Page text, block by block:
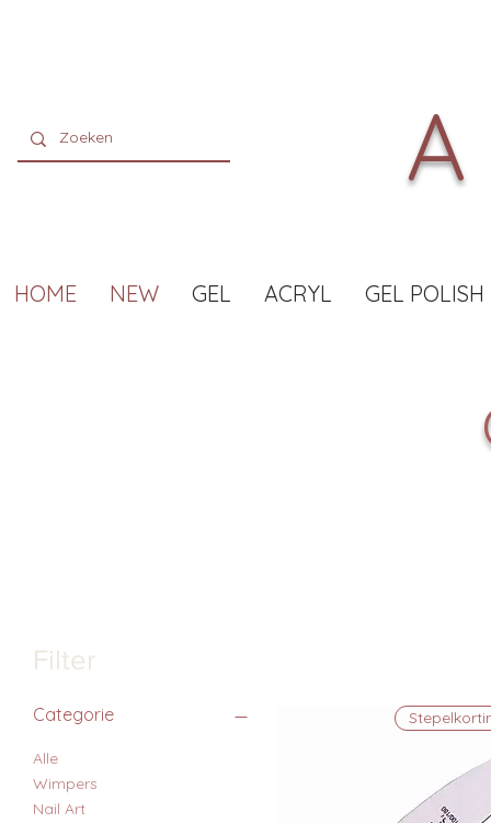
HOME NEW GEL ACRYL GEL POLISH
Filter
Categorie
Alle
Wimpers
Nail Art